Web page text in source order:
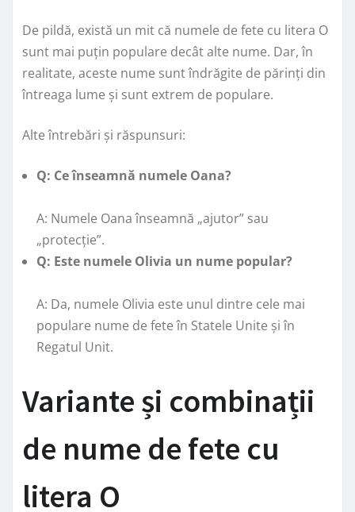
De pildă, există un mit că numele de fete cu litera O
sunt mai puțin populare decât alte nume. Dar, în
realitate, aceste nume sunt îndrăgite de părinți din
întreaga lume și sunt extrem de populare.
Alte întrebări și răspunsuri:
Q: Ce înseamnă numele Oana?
A: Numele Oana înseamnă „ajutor” sau
„protecție”.
Q: Este numele Olivia un nume popular?
A: Da, numele Olivia este unul dintre cele mai
populare nume de fete în Statele Unite și în
Regatul Unit.
Variante și combinații
de nume de fete cu
litera O